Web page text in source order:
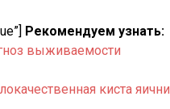
Рекомендуем узнать:
выживаемости
киста